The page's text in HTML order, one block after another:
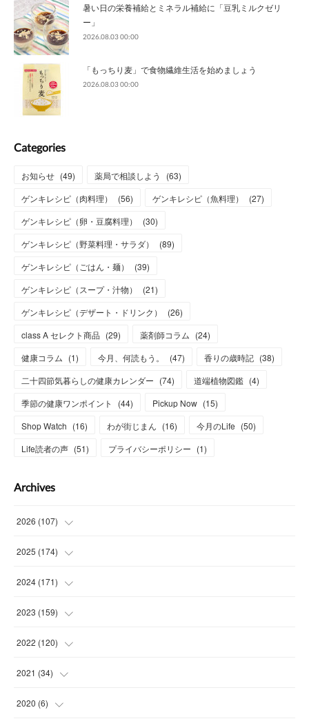
暑い日の栄養補給とミネラル補給に「豆乳ミルクゼリ
ー」
2026.08.03 00:00
「もっちり麦」で食物繊維生活を始めましょう
2026.08.03 00:00
Categories
お知らせ (49) 薬局で相談しよう (63)
ゲンキレシピ（肉料理）
(56) ゲンキレシピ（魚料理） (27)
ゲンキレシピ（卵・豆腐料理）
(30)
ゲンキレシピ（野菜料理・サラダ）
(89)
ゲンキレシピ（ごはん・麺）
(39)
ゲンキレシピ（スープ・汁物）
(21)
ゲンキレシピ（デザート・ドリンク）
(26)
class A セレクト商品 (29) 薬剤師コラム (24)
健康コラム (1) 今月、何読もう。 (47) 香りの歳時記 (38)
二十四節気暮らしの健康カレンダー (74) 道端植物図鑑 (4)
季節の健康ワンポイント
(44) Pickup Now (15)
Shop Watch (16) わが街じまん (16) 今月のLife (50)
Life読者の声 (51) プライバシーポリシー (1)
Archives
2026 (107)
(4)
(15
(15
(13
2025 (174)
(14
(14
(15
(15
2024 (171)
(13
(13
(15
(
2023 (159)
(14
(14 )
(
2022 (120)
(14 )
( 13
2021 (34)
( )
2020 (6)